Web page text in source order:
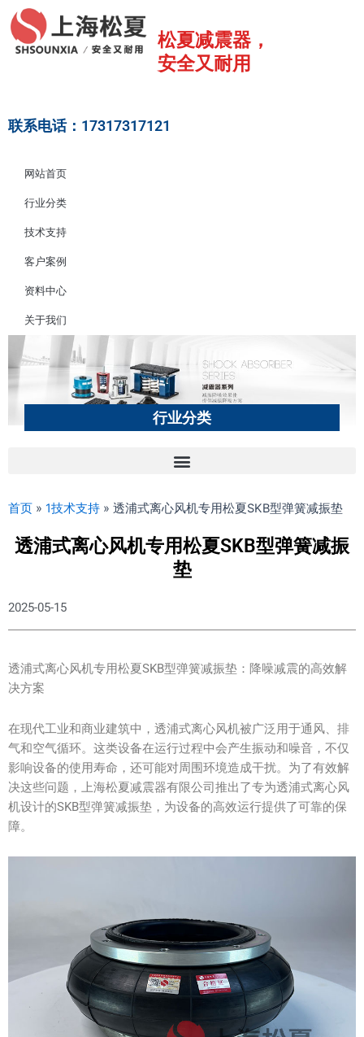
至
松夏减震器，
安全又耐用
联系电话：17317317121
网站首页
行业分类
技术支持
客户案例
资料中心
关于我们
行业分类
首页 » 1技术支持 » 透浦式离心风机专用松夏SKB型弹簧减振垫
透浦式离心风机专用松夏SKB型弹簧减振
垫
2025-05-15
透浦式离心风机专用松夏SKB型弹簧减振垫：降噪减震的高效解
决方案
在现代工业和商业建筑中，透浦式离心风机被广泛用于通风、排
气和空气循环。这类设备在运行过程中会产生振动和噪音，不仅
影响设备的使用寿命，还可能对周围环境造成干扰。为了有效解
决这些问题，上海松夏减震器有限公司推出了专为透浦式离心风
机设计的SKB型弹簧减振垫，为设备的高效运行提供了可靠的保
障。